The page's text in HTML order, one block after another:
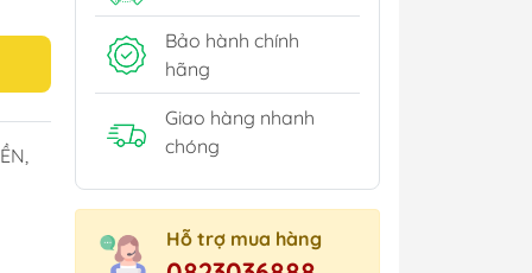
Bảo hành chính
hãng
Giao hàng nhanh
chóng
Hỗ trợ mua hàng